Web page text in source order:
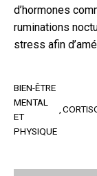
d’hormones
ruminations
stress afin
BIEN-ÊTRE
MENTAL
ET
PHYSIQUE